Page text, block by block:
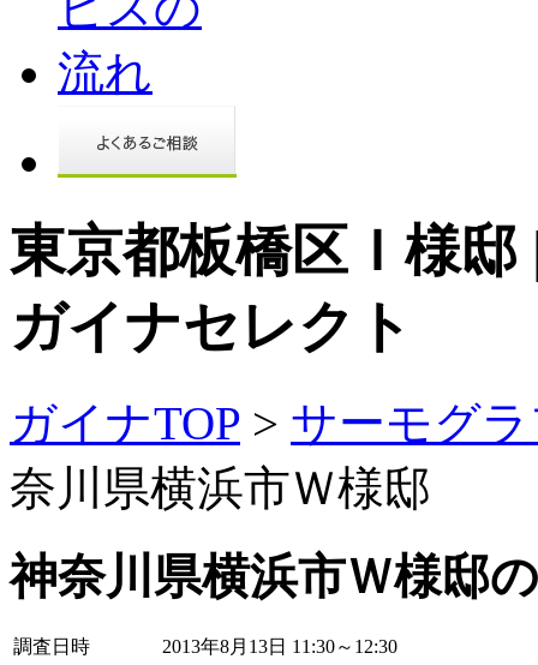
東京都板橋区Ｉ様
ガイナセレクト
ガイナTOP > サーモグ
奈川県横浜市Ｗ様邸
神奈川県横浜市Ｗ様邸
調査日時
2013年8月13日 11:30～12:30